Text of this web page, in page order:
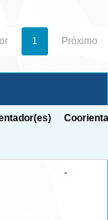
1 Próximo
-